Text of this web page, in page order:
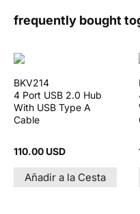
frequently bought
BKV214
4 Port USB 2.0 Hub
With USB Type A
Cable
110.00 USD
Añadir a la Cesta